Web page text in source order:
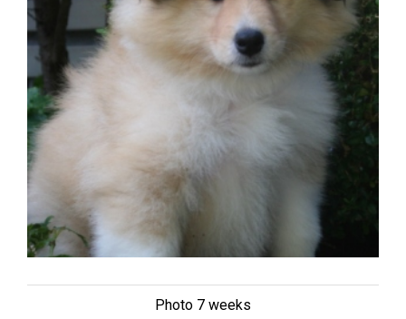
Photo 7 weeks